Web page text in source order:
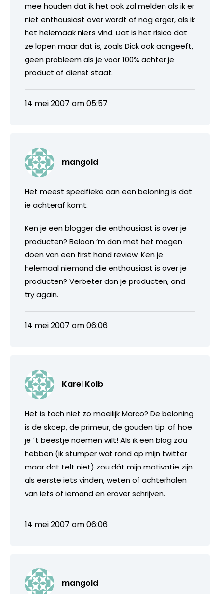
mee houden dat ik het ook zal melden als ik er
niet enthousiast over wordt of nog erger, als ik
het helemaak niets vind. Dat is het risico dat
ze lopen maar dat is, zoals Dick ook aangeeft,
geen probleem als je voor 100% achter je
product of dienst staat.
14 mei 2007 om 05:57
mangold
Het meest specifieke aan een beloning is dat
ie achteraf komt.
Ken je een blogger die enthousiast is over je
producten? Beloon ‘m dan met het mogen
doen van een first hand review. Ken je
helemaal niemand die enthousiast is over je
producten? Verbeter dan je producten, and
try again.
14 mei 2007 om 06:06
Karel Kolb
Het is toch niet zo moeilijk Marco? De beloning
is de skoep, de primeur, de gouden tip, of hoe
je ´t beestje noemen wilt! Als ik een blog zou
hebben (ik stumper wat rond op mijn twitter
maar dat telt niet) zou dát mijn motivatie zijn:
als eerste iets vinden, weten of achterhalen
van iets of iemand en erover schrijven.
14 mei 2007 om 06:06
mangold